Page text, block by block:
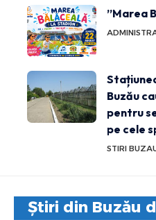
”Marea
Buzău
pentru
pe cele
STIRI
Știri din Buzău